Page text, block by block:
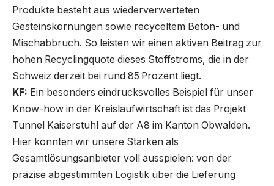
Produkte besteht aus wiederverwerteten
Gesteinskörnungen sowie recyceltem Beton- und
Mischabbruch. So leisten wir einen aktiven Beitrag zur
hohen Recyclingquote dieses Stoffstroms, die in der
Schweiz derzeit bei rund 85 Prozent liegt.
KF: Ein besonders eindrucksvolles Beispiel für unser
Know-how in der Kreislaufwirtschaft ist das Projekt
Tunnel Kaiserstuhl auf der A8 im Kanton Obwalden.
Hier konnten wir unsere Stärken als
Gesamtlösungsanbieter voll ausspielen: von der
präzise abgestimmten Logistik über die Lieferung